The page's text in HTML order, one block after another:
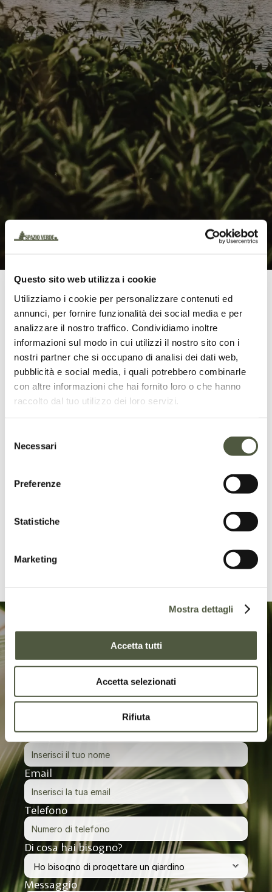
Questo sito web utilizza i cookie
Utilizziamo i cookie per personalizzare contenuti ed
annunci, per fornire funzionalità dei social media e per
analizzare il nostro traffico. Condividiamo inoltre
informazioni sul modo in cui utilizzi il nostro sito con i
nostri partner che si occupano di analisi dei dati web,
pubblicità e social media, i quali potrebbero combinarle
con altre informazioni che hai fornito loro o che hanno
raccolto dal tuo utilizzo dei loro servizi.
delNecessari
Preferenze
Statistiche
Marketing
Mostra dettagli
Accetta tutti
Accetta selezionati
Rifiuta
Contatti
Chiamaci
+39 0323 496146
Scrivici
Via Tiro a Segno, 52, 28887 Omegna
Come ti possiamo
aiutare?
Nome
Email
Telefono
Di cosa hai bisogno?
Messaggio